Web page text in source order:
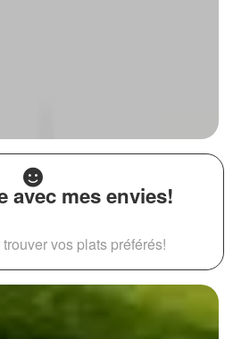
avec mes envies!
vos plats préférés!